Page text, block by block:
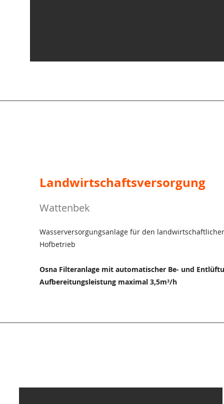
Landwirtschaftsversorgung
Wattenbek
Wasserversorgungsanlage für den
Hofbetrieb
Osna Filteranlage mit automatischer Be- und
Aufbereitungsleistung maximal 3,5m³/h